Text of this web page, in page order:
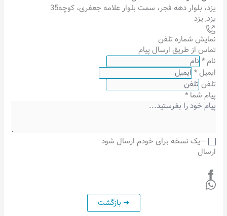
یزد، بلوار دهه فجر، سمت بلوار علامه جعفری، کوچه35
یزد, یزد
نمایش شماره تلفن
تماس از طریق ارسال پیام
نام*
ایمیل*
تلفن
پیام شما*
---یک نسخه برای خودم ارسال شود
ارسال